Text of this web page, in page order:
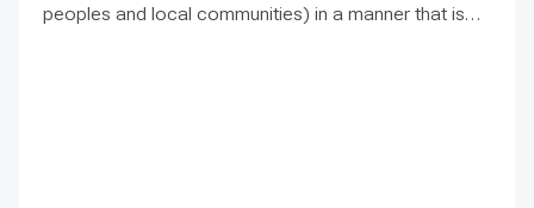
peoples and local communities) in a manner that is